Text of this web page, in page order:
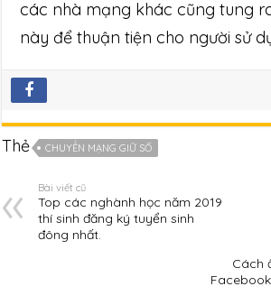
các nhà mạng khác cũng tung
này để thuận tiện cho người sử
Thẻ CHUYỂN MẠNG GIỮ SỐ
Bài viết cũ
Top các nghành học năm 2019
thí sinh đăng ký tuyển sinh
đông nhất.
Cách